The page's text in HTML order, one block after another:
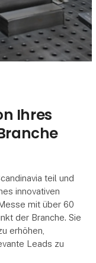
Ihres
teil und
innovativen
mit über 60
der Branche. Sie
erhöhen,
Leads zu